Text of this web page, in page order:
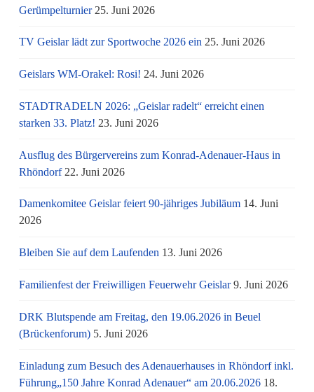
Gerümpelturnier 25. Juni 2026
TV Geislar lädt zur Sportwoche 2026 ein 25. Juni 2026
Geislars WM-Orakel: Rosi! 24. Juni 2026
STADTRADELN 2026: „Geislar radelt“ erreicht einen
starken 33. Platz! 23. Juni 2026
Ausflug des Bürgervereins zum Konrad-Adenauer-Haus in
Rhöndorf 22. Juni 2026
Damenkomitee Geislar feiert 90-jähriges Jubiläum 14. Juni
2026
Bleiben Sie auf dem Laufenden 13. Juni 2026
Familienfest der Freiwilligen Feuerwehr Geislar 9. Juni 2026
DRK Blutspende am Freitag, den 19.06.2026 in Beuel
(Brückenforum) 5. Juni 2026
Einladung zum Besuch des Adenauerhauses in Rhöndorf inkl.
Führung„150 Jahre Konrad Adenauer“ am 20.06.2026 18.